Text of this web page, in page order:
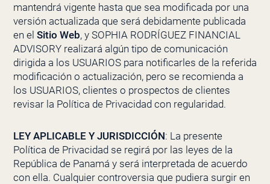
mantendrá vigente hasta que sea modificada por una
versión actualizada que será debidamente publicada
en el Sitio Web, y SOPHIA RODRÍGUEZ FINANCIAL
ADVISORYrealizará algún tipo de comunicación
dirigida a los USUARIOS para notificarles de la referida
modificación o actualización, pero se recomienda a
los USUARIOS, clientes o prospectos de clientes
revisar la Política de Privacidad con regularidad.
LEY APLICABLE Y JURISDICCIÓN: La presente
Política de Privacidad se regirá por las leyes de la
República de Panamá y será interpretada de acuerdo
con ella. Cualquier controversia que pudiera surgir en